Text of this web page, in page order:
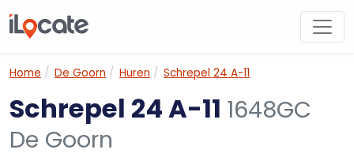
Home De Goorn Huren Schrepel 24 A-11
Schrepel 24 A-11 1648GC
De Goorn